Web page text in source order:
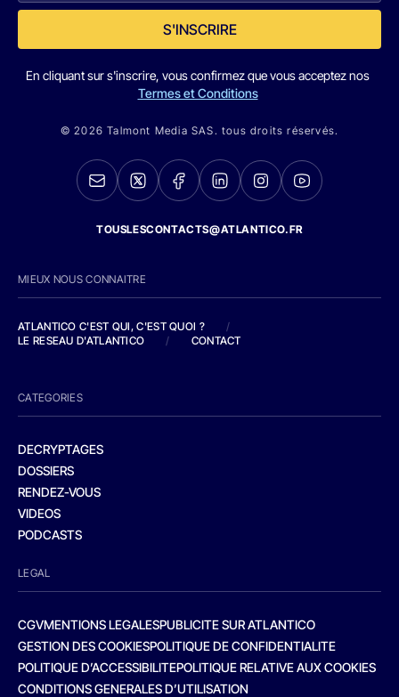
S'INSCRIRE
En cliquant sur s'inscrire, vous confirmez que vous acceptez nos
Termes et Conditions
© 2026 Talmont Media SAS. tous droits réservés.
TOUSLESCONTACTS@ATLANTICO.FR
MIEUX NOUS CONNAITRE
ATLANTICO C'EST QUI, C'EST QUOI ?
/
LE RESEAU D'ATLANTICO
/ CONTACT
CATEGORIES
DECRYPTAGES
DOSSIERS
RENDEZ-VOUS
VIDEOS
PODCASTS
LEGAL
CGVMENTIONS LEGALESPUBLICITE SUR ATLANTICO
GESTION DES COOKIESPOLITIQUE DE CONFIDENTIALITE
POLITIQUE D’ACCESSIBILITEPOLITIQUE RELATIVE AUX COOKIES
CONDITIONS GENERALES D’UTILISATION